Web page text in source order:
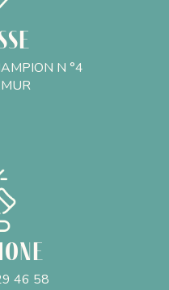
N °4
46 58